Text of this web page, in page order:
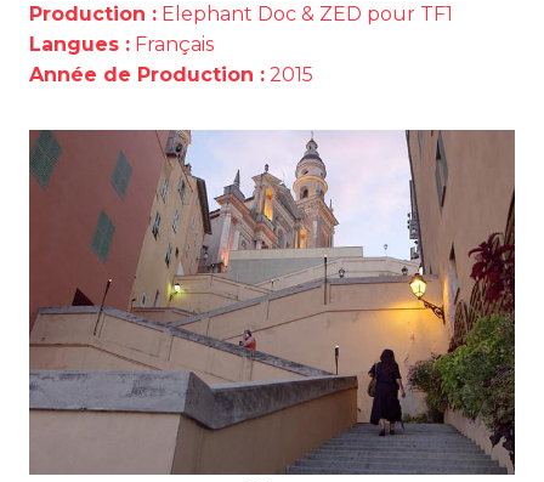
Production : Elephant Doc & ZED pour TF1
Langues : Français
Année de Production : 2015